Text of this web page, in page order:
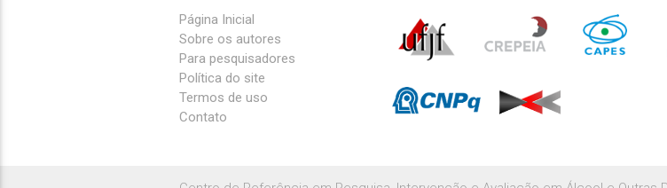
Página Inicial
Sobre os autores
Para pesquisadores
Política do site
Termos de uso
Contato